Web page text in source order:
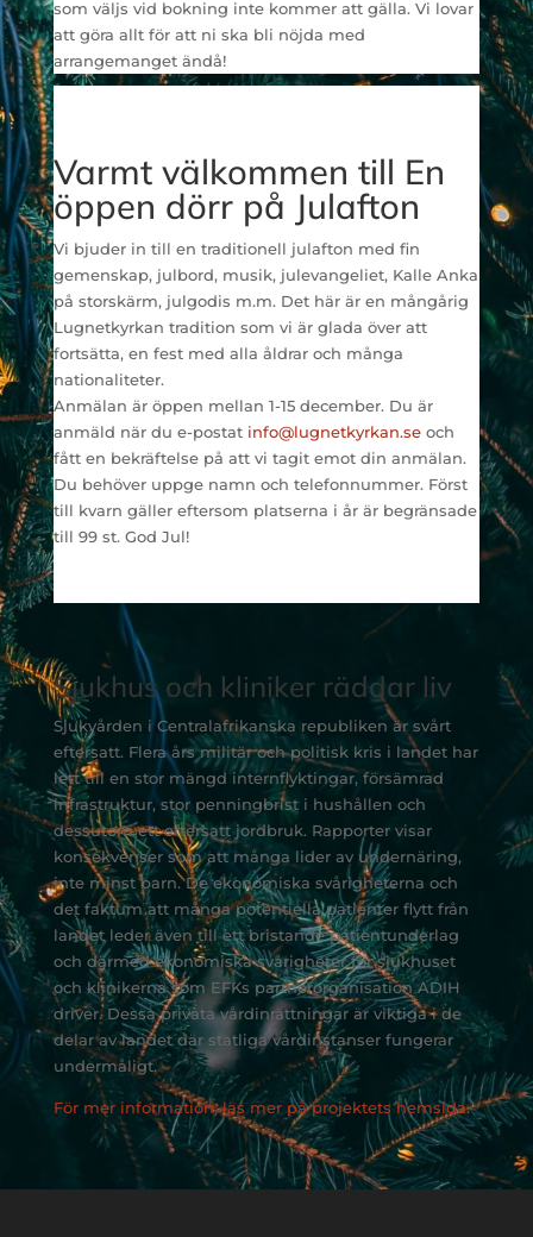
som väljs vid bokning inte kommer att gälla. Vi lovar
att göra allt för att ni ska bli nöjda med
arrangemanget ändå!
Varmt välkommen till En
öppen dörr på Julafton
Vi bjuder in till en traditionell julafton med fin
gemenskap, julbord, musik, julevangeliet, Kalle Anka
på storskärm, julgodis m.m. Det här är en mångårig
Lugnetkyrkan tradition som vi är glada över att
fortsätta, en fest med alla åldrar och många
nationaliteter.
Anmälan är öppen mellan 1-15 december. Du är
anmäld när du e-postat info@lugnetkyrkan.se och
fått en bekräftelse på att vi tagit emot din anmälan.
Du behöver uppge namn och telefonnummer. Först
till kvarn gäller eftersom platserna i år är begränsade
till 99 st. God Jul!
Sjukhus och kliniker räddar liv
Sjukvården i Centralafrikanska republiken är svårt
eftersatt. Flera års militär och politisk kris i landet har
lett till en stor mängd internflyktingar, försämrad
infrastruktur, stor penningbrist i hushållen och
dessutom ett eftersatt jordbruk. Rapporter visar
konsekvenser som att många lider av undernäring,
inte minst barn. De ekonomiska svårigheterna och
det faktum att många potentiella patienter flytt från
landet leder även till ett bristande patientunderlag
och därmed ekonomiska svårigheter för sjukhuset
och klinikerna som EFKs partnerorganisation ADIH
driver. Dessa privata vårdinrättningar är viktiga i de
delar av landet där statliga vårdinstanser fungerar
undermåligt.
För mer information, läs mer på projektets hemsida.